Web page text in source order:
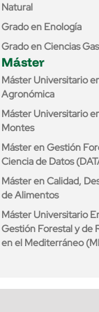
Natural
Grado en Enología
Grado en Ciencias
Máster
Máster Universitario
Agronómica
Máster Universitario
Montes
Máster en Gestión
Ciencia de Datos
Máster en Calidad,
de Alimentos
Máster Universitario
Gestión Forestal y de
en el Mediterráneo